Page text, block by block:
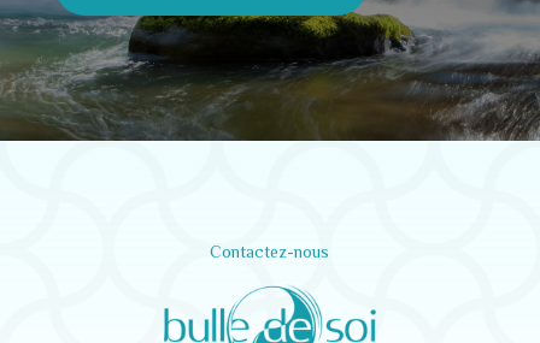
Contactez-nous